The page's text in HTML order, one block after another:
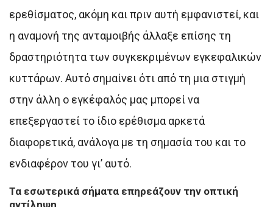
ερεθίσματος, ακόμη και πριν αυτή εμφανιστεί, και
η αναμονή της ανταμοιβής άλλαξε επίσης τη
δραστηριότητα των συγκεκριμένων εγκεφαλικών
κυττάρων. Αυτό σημαίνει ότι από τη μια στιγμή
στην άλλη ο εγκέφαλός μας μπορεί να
επεξεργαστεί το ίδιο ερέθισμα αρκετά
διαφορετικά, ανάλογα με τη σημασία του και το
ενδιαφέρον του γι’ αυτό.
Τα εσωτερικά σήματα επηρεάζουν την οπτική
αντίληψη